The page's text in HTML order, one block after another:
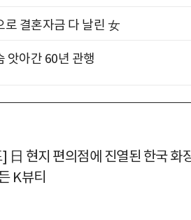
결혼자금 다 날린 女
앗아간 60년 관행
日 현지 편의점에 진열된 한국
K뷰티